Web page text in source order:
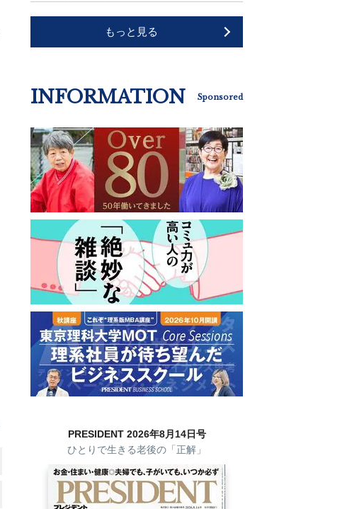
もっと見る
INFORMATION Sponsored
PRESIDENT 2026年8月14日号
ひとりで生きる老後の「正解」